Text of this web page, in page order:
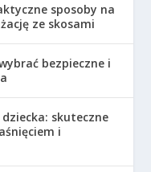
sposoby na
ze skosami
bezpieczne i
skuteczne
i